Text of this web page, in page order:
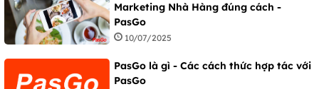
Marketing Nhà Hàng đúng cách -
PasGo
10/07/2025
PasGo là gì - Các cách thức hợp tác với
PasGo